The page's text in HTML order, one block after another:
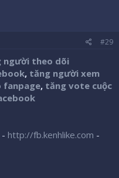
#29
người theo dõi
, tăng người xem
fanpage, tăng vote cuộc
- http://fb.kenhlike.com -